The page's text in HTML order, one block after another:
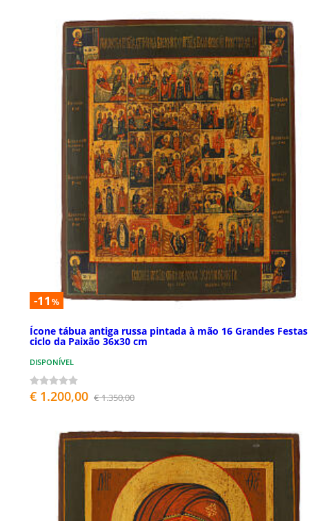
-11 %
Ícone tábua antiga russa pintada à mão 16 Grandes Festas
ciclo da Paixão 36x30 cm
DISPONÍVEL
€ 1.200,00 € 1.350,00